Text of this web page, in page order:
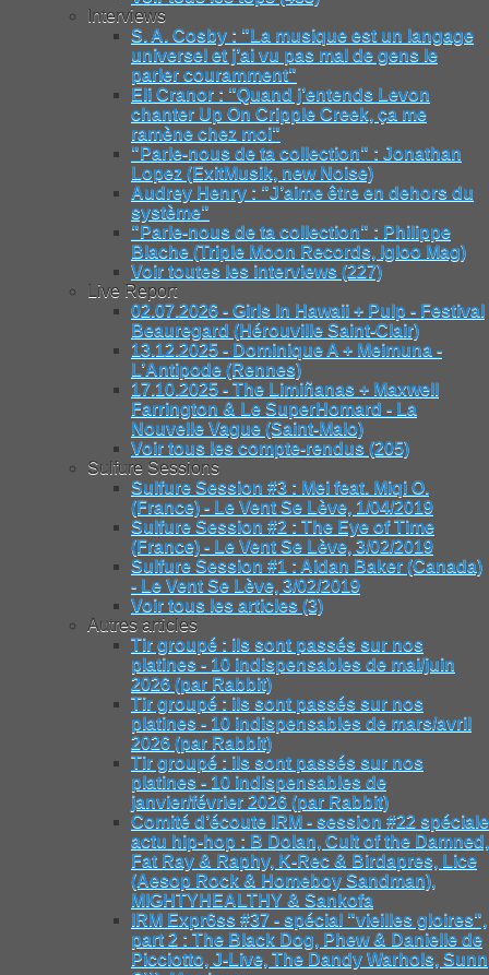
Interviews
S. A. Cosby : "La musique est un langage
universel et j’ai vu pas mal de gens le
parler couramment"
Eli Cranor : "Quand j’entends Levon
chanter Up On Cripple Creek, ça me
ramène chez moi"
"Parle-nous de ta collection" : Jonathan
Lopez (ExitMusik, new Noise)
Audrey Henry : "J’aime être en dehors du
système"
"Parle-nous de ta collection" : Philippe
Blache (Triple Moon Records, Igloo Mag)
Voir toutes les interviews (227)
Live Report
02.07.2026 - Girls In Hawaii + Pulp - Festival
Beauregard (Hérouville Saint-Clair)
13.12.2025 - Dominique A + Meimuna -
L’Antipode (Rennes)
17.10.2025 - The Limiñanas + Maxwell
Farrington & Le SuperHomard - La
Nouvelle Vague (Saint-Malo)
Voir tous les compte-rendus (205)
Sulfure Sessions
Sulfure Session #3 : Mei feat. Miqi O.
(France) - Le Vent Se Lève, 1/04/2019
Sulfure Session #2 : The Eye of Time
(France) - Le Vent Se Lève, 3/02/2019
Sulfure Session #1 : Aidan Baker (Canada)
- Le Vent Se Lève, 3/02/2019
Voir tous les articles (3)
Autres articles
Tir groupé : ils sont passés sur nos
platines - 10 indispensables de mai/juin
2026 (par Rabbit)
Tir groupé : ils sont passés sur nos
platines - 10 indispensables de mars/avril
2026 (par Rabbit)
Tir groupé : ils sont passés sur nos
platines - 10 indispensables de
janvier/février 2026 (par Rabbit)
Comité d’écoute IRM - session #22 spéciale
actu hip-hop : B Dolan, Cult of the Damned,
Fat Ray & Raphy, K-Rec & Birdapres, Lice
(Aesop Rock & Homeboy Sandman),
MIGHTYHEALTHY & Sankofa
IRM Expr6ss #37 - spécial "vieilles gloires",
part 2 : The Black Dog, Phew & Danielle de
Picciotto, J-Live, The Dandy Warhols, Sunn